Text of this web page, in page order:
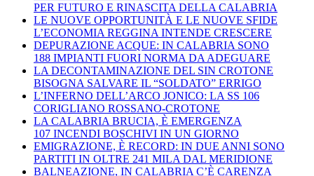
PER FUTURO E RINASCITA DELLA CALABRIA
LE NUOVE OPPORTUNITÀ E LE NUOVE SFIDE
L’ECONOMIA REGGINA INTENDE CRESCERE
DEPURAZIONE ACQUE: IN CALABRIA SONO
188 IMPIANTI FUORI NORMA DA ADEGUARE
LA DECONTAMINAZIONE DEL SIN CROTONE
BISOGNA SALVARE IL “SOLDATO” ERRIGO
L’INFERNO DELL’ARCO JONICO: LA SS 106
CORIGLIANO ROSSANO-CROTONE
LA CALABRIA BRUCIA, È EMERGENZA
107 INCENDI BOSCHIVI IN UN GIORNO
EMIGRAZIONE, È RECORD: IN DUE ANNI SONO
PARTITI IN OLTRE 241 MILA DAL MERIDIONE
BALNEAZIONE, IN CALABRIA C’È CARENZA